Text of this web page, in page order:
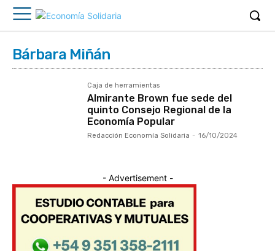
Bárbara Miñán
Caja de herramientas
Almirante Brown fue sede del
quinto Consejo Regional de la
Economía Popular
Redacción Economía Solidaria - 16/10/2024
- Advertisement -